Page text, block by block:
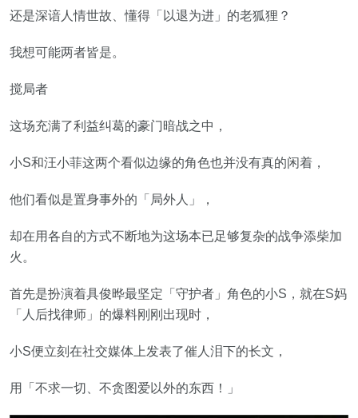
还是深谙人情世故、懂得「以退为进」的老狐狸？
我想可能两者皆是。
搅局者
这场充满了利益纠葛的豪门暗战之中，
小S和汪小菲这两个看似边缘的角色也并没有真的闲着，
他们看似是置身事外的「局外人」，
却在用各自的方式不断地为这场本已足够复杂的战争添柴加
火。
首先是扮演着具俊晔最坚定「守护者」角色的小S，就在S妈
「人后找律师」的爆料刚刚出现时，
小S便立刻在社交媒体上发表了催人泪下的长文，
用「不求一切、不贪图爱以外的东西！」